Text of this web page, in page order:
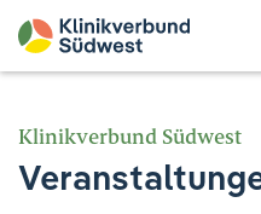
Ihr Aufenthalt
Klinikverbund Südwest